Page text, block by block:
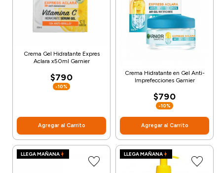
Crema Gel Hidratante Expres
Aclara x50ml Garnier
$790
-10%
Agregar al Carrito
Crema Hidratante en Gel Anti-
Imprefecciones Garnier
$790
-10%
Agregar al Carrito
LLEGA MAÑANA LLEGA MAÑANA